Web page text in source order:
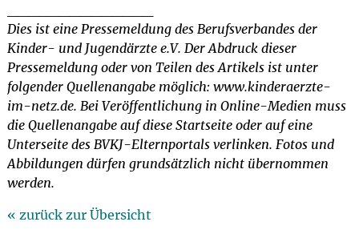
Dies ist eine Pressemeldung des Berufsverbandes der
Kinder- und Jugendärzte e.V. Der Abdruck dieser
Pressemeldung oder von Teilen des Artikels ist unter
folgender Quellenangabe möglich: www.kinderaerzte-
im-netz.de. Bei Veröffentlichung in Online-Medien muss
die Quellenangabe auf diese Startseite oder auf eine
Unterseite des BVKJ-Elternportals verlinken. Fotos und
Abbildungen dürfen grundsätzlich nicht übernommen
werden.
« zurück zur Übersicht